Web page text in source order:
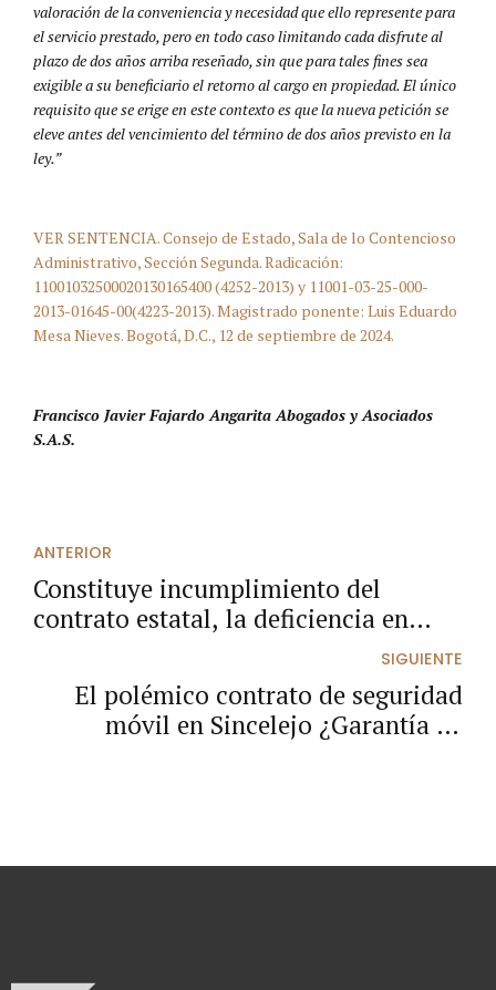
valoración de la conveniencia y necesidad que ello represente para
el servicio prestado, pero en todo caso limitando cada disfrute al
plazo de dos años arriba reseñado, sin que para tales fines sea
exigible a su beneficiario el retorno al cargo en propiedad. El único
requisito que se erige en este contexto es que la nueva petición se
eleve antes del vencimiento del término de dos años previsto en la
ley.”
VER SENTENCIA. Consejo de Estado, Sala de lo Contencioso
Administrativo, Sección Segunda. Radicación:
11001032500020130165400 (4252-2013) y 11001-03-25-000-
2013-01645-00(4223-2013). Magistrado ponente: Luis Eduardo
Mesa Nieves. Bogotá, D.C., 12 de septiembre de 2024.
Francisco Javier Fajardo Angarita Abogados y Asociados
S.A.S.
ANTERIOR
Constituye incumplimiento del
contrato estatal, la deficiencia en
estudios y diseños a cargo de la
entidad pública contratante.
SIGUIENTE
El polémico contrato de seguridad
móvil en Sincelejo ¿Garantía de